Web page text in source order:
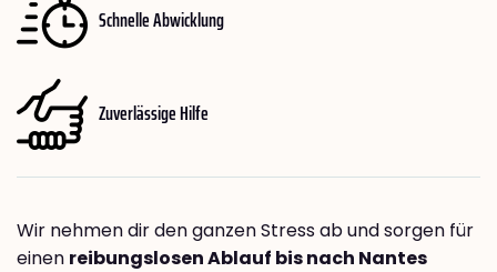
Schnelle Abwicklung
Zuverlässige Hilfe
Wir nehmen dir den ganzen Stress ab und sorgen für
einen reibungslosen Ablauf bis nach Nantes